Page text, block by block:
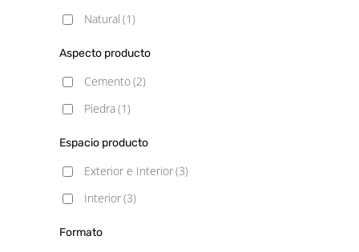
Natural (1)
Aspecto producto
Cemento(2)
Piedra(1)
Espacio producto
Exterior e Interior(3)
Interior(3)
Formato